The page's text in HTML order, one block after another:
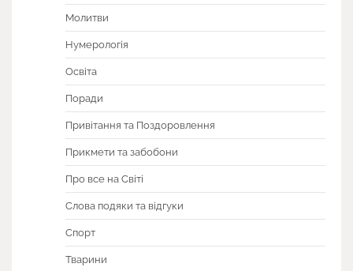
Молитви
Нумерологія
Освіта
Поради
Привітання та Поздоровлення
Прикмети та забобони
Про все на Світі
Слова подяки та відгуки
Спорт
Тварини